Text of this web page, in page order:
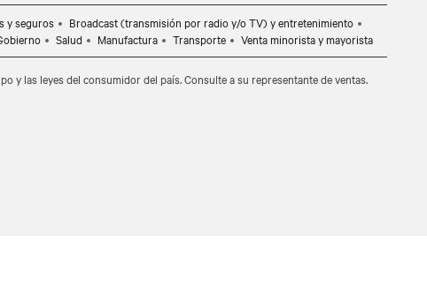
y seguros
Broadcast (transmisión por radio y/o TV) y entretenimiento
Salud Manufactura Transporte Venta minorista y mayorista
y las leyes del consumidor del país. Consulte a su representante de ventas.